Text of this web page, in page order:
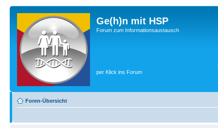
Ge(h)n mit HSP
Forum zum Informationsaustausch
per Klick ins Forum
Foren-Übersicht